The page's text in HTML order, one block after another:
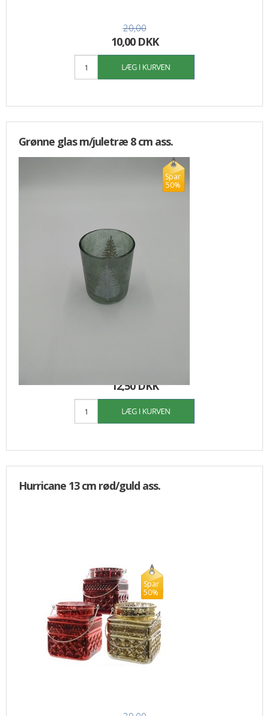
20,00
10,00 DKK
Grønne glas m/juletræ 8 cm ass.
Spar
50%
12,50 DKK
Hurricane 13 cm rød/guld ass.
Spar
50%